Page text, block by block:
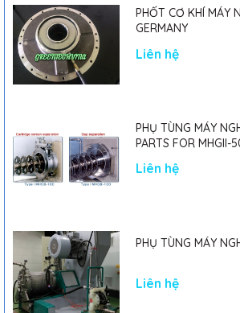
PHỐT CƠ KHÍ MÁY
GERMANY
Liên hệ
PHỤ TÙNG MÁY
PARTS FOR MHGII-50 MIGHTY
Liên hệ
PHỤ TÙNG MÁY
Liên hệ